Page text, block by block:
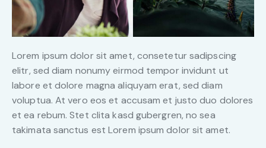
Lorem ipsum dolor sit amet, consetetur sadipscing
elitr, sed diam nonumy eirmod tempor invidunt ut
labore et dolore magna aliquyam erat, sed diam
voluptua. At vero eos et accusam et justo duo dolores
et ea rebum. Stet clita kasd gubergren, no sea
takimata sanctus est Lorem ipsum dolor sit amet.